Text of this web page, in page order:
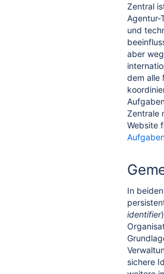
Zentral
Agentur-
und
aber
dem alle
Zentrale
Website
In
identifier
sichere